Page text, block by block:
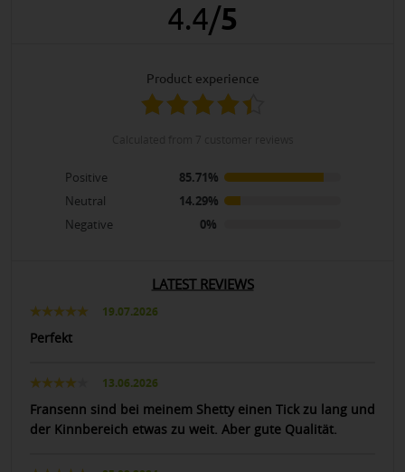
4.4/5
product experience
Positive
85.71%
Neutral
14.29%
Negative
0%
LATEST REVIEWS
19.07.2026
Perfekt
13.06.2026
Fransenn sind bei meinem Shetty einen Tick zu lang und
der Kinnbereich etwas zu weit. Aber gute Qualität.